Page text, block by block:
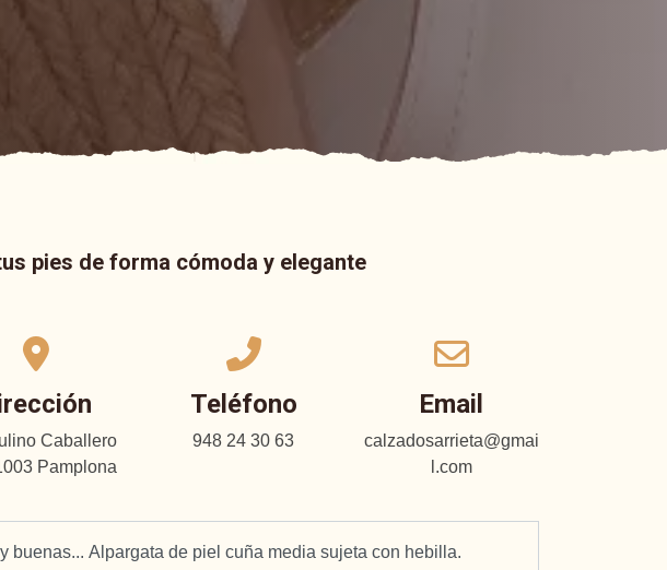
pies de forma cómoda y elegante
Caballero
Pamplona
Teléfono
948 24 30 63
Email
calzadosarrieta@gmai
l.com